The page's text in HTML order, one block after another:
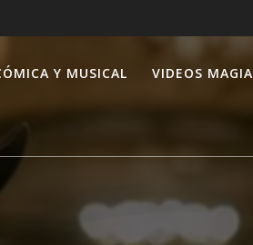
Y MUSICAL VIDEOS MAGIA